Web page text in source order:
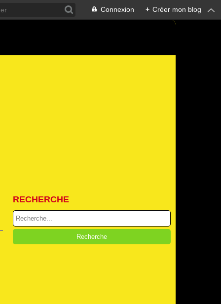
Connexion + Créer mon blog
RECHERCHE